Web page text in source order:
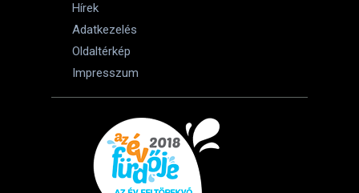
Hírek
Adatkezelés
Oldaltérkép
Impresszum